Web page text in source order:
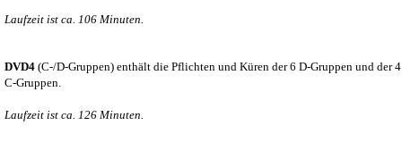
Laufzeit ist ca. 106 Minuten.
DVD4 (C-/D-Gruppen) enthält die Pflichten und Küren der 6 D-Gruppen und der 4
C-Gruppen.
Laufzeit ist ca. 126 Minuten.